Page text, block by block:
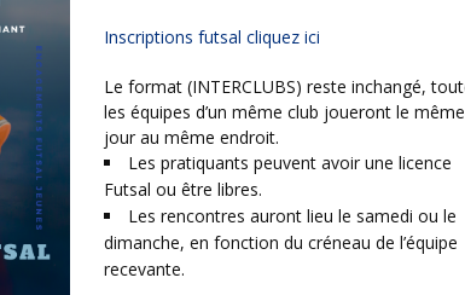
Inscriptions futsal cliquez ici
Le format (INTERCLUBS) reste inchangé, toutes
les équipes d’un même club joueront le même
jour au même endroit.
Les pratiquants peuvent avoir une licence
Futsal ou être libres.
Les rencontres auront lieu le samedi ou le
dimanche, en fonction du créneau de l’équipe
recevante.